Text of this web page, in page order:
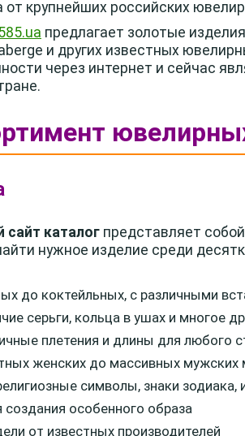
от крупнейших российских
предлагает золотые
и других известных
через интернет и сейчас
сайт каталог представляет
нужное изделие среди
до коктейльных, с различными
серьги, кольца в ушах и многое
плетения и длины для любого
женских до массивных мужских
символы, знаки зодиака,
создания особенного образа
от известных производителей